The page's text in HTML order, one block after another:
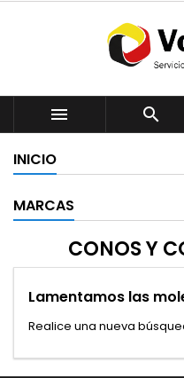
 
INICIO
MARCAS
CONOS Y
Lamentamos las
Realice una nueva